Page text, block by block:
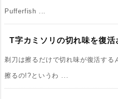
Pufferfish ...
T字カミソリの切れ味を復活
剃刀は擦るだけで切れ味が復活する
擦るの!?というわ ...